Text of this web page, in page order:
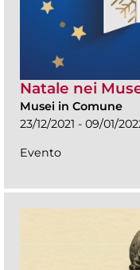
Natale nei
Musei in Comune
23/12/2021 - 09/01/
Evento